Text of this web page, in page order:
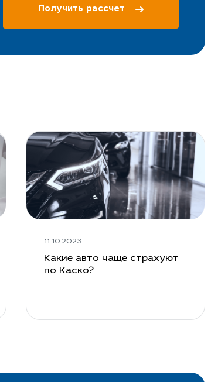
Получить рассчет
11.10.2023
Какие авто чаще страхуют
по Каско?